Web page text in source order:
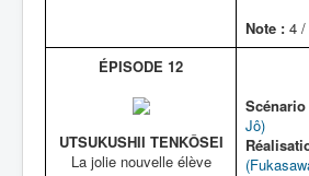
Note : 4 /
ÉPISODE 12
UTSUKUSHII TENKÔSEI
La jolie nouvelle élève
Jô)